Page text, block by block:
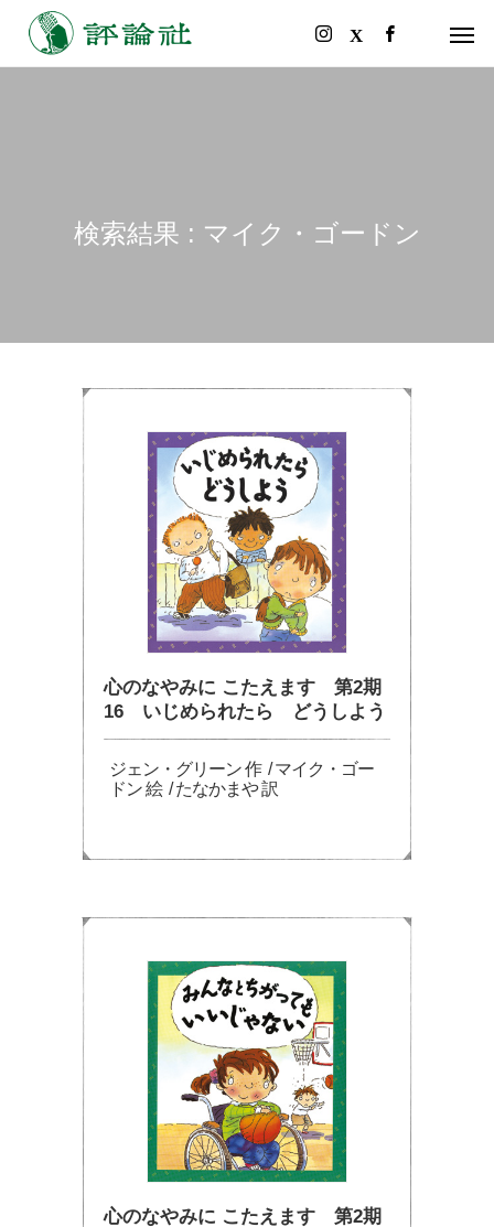
検索結果 : マイク・ゴードン
心のなやみに こたえます 第2期
16 いじめられたら どうしよう
ジェン・グリーン 作 / マイク・ゴー
ドン 絵 / たなかまや 訳
心のなやみに こたえます 第2期